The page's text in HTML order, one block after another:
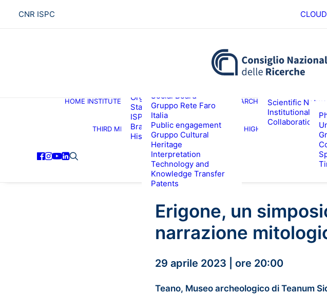
CNR ISPC
HOME INSTITUTE
Organization
Staff
ISPC Associates
Branches
History
RESEARCH
Scientific
Institutional
Collaborations
THIRD MISSION
Social Board
Gruppo Rete Faro
Italia
Public engagement
Gruppo Cultural
Heritage
Interpretation
Technology and
Knowledge Transfer
Patents
HIGHER EDUCATION
Erigone, un
narrazione
29 aprile 2023 | ore 20:00
Teano, Museo archeologico di Teanum